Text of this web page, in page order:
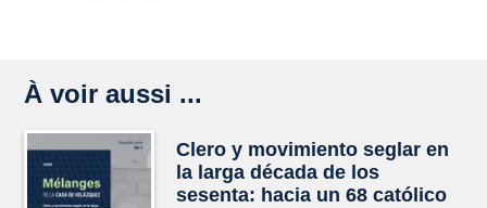
À voir aussi ...
Clero y movimiento seglar en
la larga década de los
sesenta: hacia un 68 católico